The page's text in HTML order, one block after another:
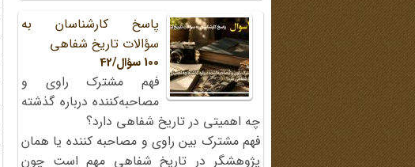
پاسخ کارشناسان به
سؤالات تاریخ شفاهی
100 سؤال/42
فهم مشترک راوی و
مصاحبه‌کننده درباره گذشته
چه اهمیتی در تاریخ شفاهی دارد؟
فهم مشترک بین راوی و مصاحبه کننده یا همان
پژوهشگر در تاریخ شفاهی مهم است چون